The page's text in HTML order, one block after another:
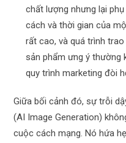
chất lượng nhưng lại
cách và thời gian của
rất cao, và quá trình
sản phẩm ưng ý thường
quy trình marketing đòi
Giữa bối cảnh đó, sự trỗi
(AI Image Generation)
cuộc cách mạng. Nó hứa